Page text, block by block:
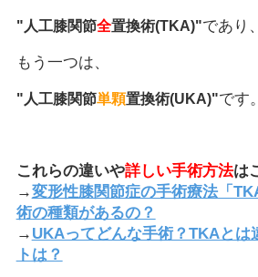
"人工膝関節全置換術(TKA)"であり、
もう一つは、
"人工膝関節単顆置換術(UKA)"です。
これらの違いや詳しい手術方法は
→変形性膝関節症の手術療法「
術の種類があるの？
→ UKAってどんな手術？TKAとは
トは？